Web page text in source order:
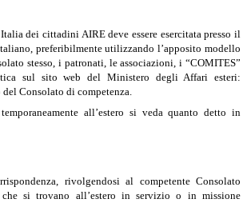
dei cittadini AIRE deve essere esercitata presso il
preferibilmente utilizzando l’apposito modello
stesso, i patronati, le associazioni, i “COMITES”
sul sito web del Ministero degli Affari esteri:
del Consolato di competenza.
all’estero si veda quanto detto in
rivolgendosi al competente Consolato
si trovano all’estero in servizio o in missione